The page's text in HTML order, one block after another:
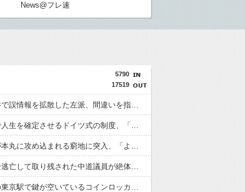
News@フレ速
5790
17519
防弾ガラスの件で誤情報を拡散した左派、間違いを指摘されても頑として認めなかった結果……
小学生の段階で人生を確定させるドイツ式の制度、「バカを振い落せるから合理的だ」と自惚れていた結果……
反斎藤知事派が本丸に攻め込まれる窮地に突入、「ようやく反撃のターンやね」と手際の良さに感心する人が続出中
某週刊誌が完全逃亡して取り残された中道議員が絶体絶命の窮地、「今度は宏池会に矛先を向けたか……」と節操の無さに呆れる人が続出
激混みのはずの東京駅で鍵が空いているコインロッカーが散見、「ラッキー」と思って中を確認してみると……